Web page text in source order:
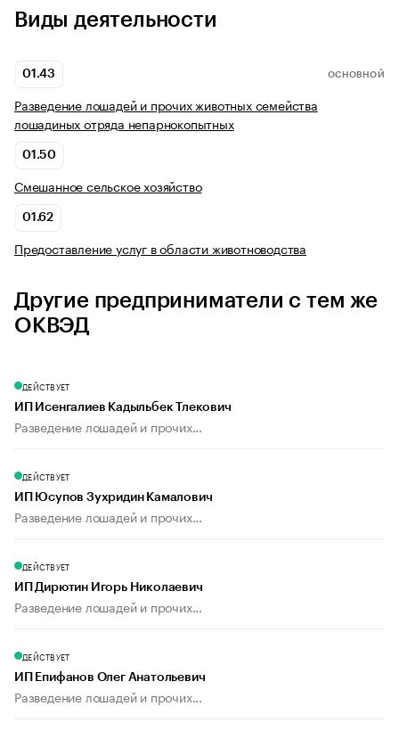
Виды деятельности
01.43 ОСНОВНОЙ
Разведение лошадей и прочих животных семейства
лошадиных отряда непарнокопытных
01.50
Смешанное сельское хозяйство
01.62
Предоставление услуг в области животноводства
Другие предприниматели с тем же
ОКВЭД
ДЕЙСТВУЕТ
ИП Исенгалиев Кадыльбек Тлекович
Разведение лошадей и прочих...
ДЕЙСТВУЕТ
ИП Юсупов Зухридин Камалович
Разведение лошадей и прочих...
ДЕЙСТВУЕТ
ИП Дирютин Игорь Николаевич
Разведение лошадей и прочих...
ДЕЙСТВУЕТ
ИП Епифанов Олег Анатольевич
Разведение лошадей и прочих...